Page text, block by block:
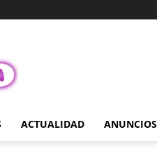
ACTUALIDAD ANUNCIOS